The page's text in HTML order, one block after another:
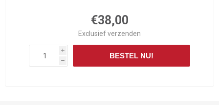
€38,00
Exclusiefverzenden
i
h
BESTEL NU!